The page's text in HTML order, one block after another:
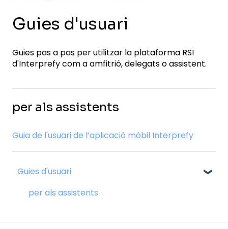
Guies d'usuari
Guies pas a pas per utilitzar la plataforma RSI
d'Interprefy com a amfitrió, delegats o assistent.
per als assistents
Guia de l'usuari de l’aplicació mòbil Interprefy
Guies d'usuari
per als assistents